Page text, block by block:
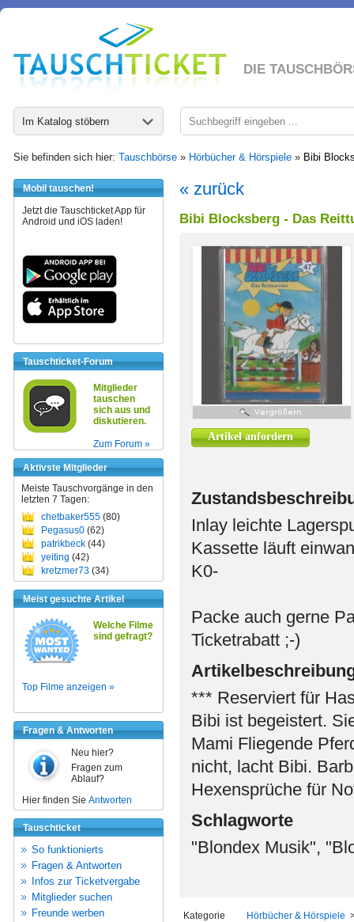
DIE
Im Katalog stöbern
Sie befinden sich hier: Tauschbörse » Hörbücher & Hörspiele » Bibi
Mobil tauschen!
Jetzt die Tauschticket App für
Android und iOS laden!
Tauschticket-Forum
Mitglieder
tauschen
sich aus und
diskutieren.
Zum Forum »
Aktivste Mitglieder
Meiste Tauschvorgänge in den
letzten 7 Tagen:
chetbaker555 (80)
Pegasus0 (62)
patrikbeck (44)
yeiting (42)
kretzmer73 (34)
Meist gesuchte Artikel
Welche Filme
sind gefragt?
Top Filme anzeigen »
Fragen & Antworten
Neu hier?
Fragen zum
Ablauf?
Hier finden Sie Antworten
Tauschticket
So funktionierts
Fragen & Antworten
Infos zur Ticketvergabe
Mitglieder suchen
Freunde werben
« zurück
Bibi Blocksberg - Das
Artikel anfordern
Inlay leichte
Kassette läuft
K0-
Packe auch gerne
Ticketrabatt ;-)
*** Reserviert für
Bibi ist begeistert.
Mami Fliegende
nicht, lacht Bibi.
Hexensprüche für
Schlagworte
"Blondex Musik",
Kategorie Hörbücher & Hörspiele